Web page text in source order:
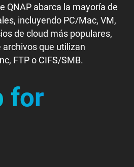
QNAP abarca la mayoría de
incluyendo PC/Mac, VM,
de cloud más populares,
archivos que utilizan
FTP o CIFS/SMB.
for